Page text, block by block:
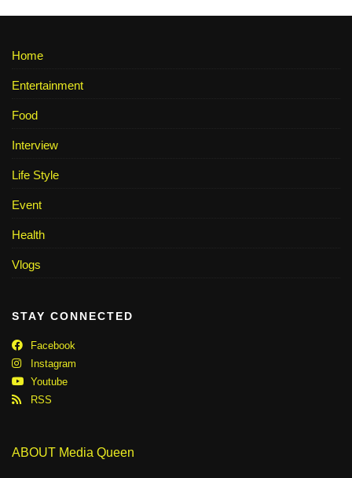
Home
Entertainment
Food
Interview
Life Style
Event
Health
Vlogs
STAY CONNECTED
Facebook
Instagram
Youtube
RSS
ABOUT Media Queen